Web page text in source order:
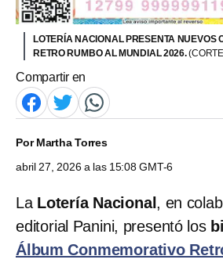
LOTERÍA NACIONAL PRESENTA NUEVOS
RETRO RUMBO AL MUNDIAL 2026.
Compartir en
PorMartha Torres
abril 27, 2026 a las 15:08 GMT-6
La Lotería Nacional , en
editorial Panini, presentó los
Álbum Conmemorativo